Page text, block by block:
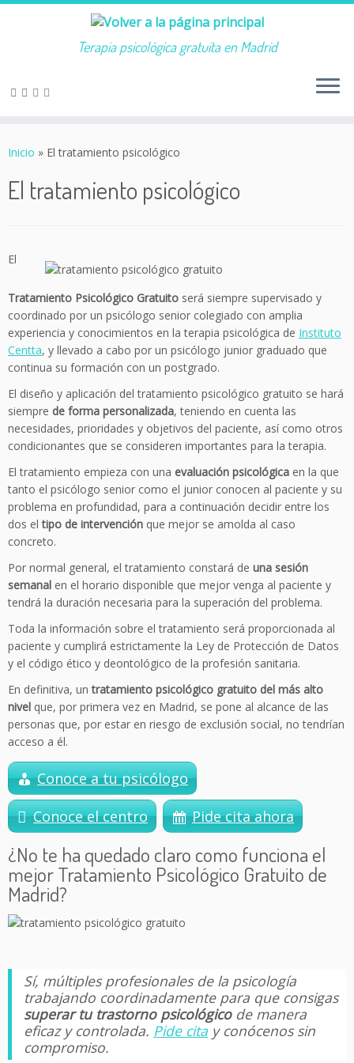
Terapia psicológica gratuita en Madrid
Inicio » El tratamiento psicológico
El tratamiento psicológico
El
Tratamiento Psicológico Gratuito será siempre supervisado y
coordinado por un psicólogo senior colegiado con amplia
experiencia y conocimientos en la terapia psicológica de Instituto
Centta, y llevado a cabo por un psicólogo junior graduado que
continua su formación con un postgrado.
El diseño y aplicación del tratamiento psicológico gratuito se hará
siempre de forma personalizada, teniendo en cuenta las
necesidades, prioridades y objetivos del paciente, así como otros
condicionantes que se consideren importantes para la terapia.
El tratamiento empieza con una evaluación psicológica en la que
tanto el psicólogo senior como el junior conocen al paciente y su
problema en profundidad, para a continuación decidir entre los
dos eltipo de intervención que mejor se amolda al caso
concreto.
Por normal general, el tratamiento constará de una sesión
semanal en el horario disponible que mejor venga al paciente y
tendrá la duración necesaria para la superación del problema.
Toda la información sobre el tratamiento será proporcionada al
paciente y cumplirá estrictamente la Ley de Protección de Datos
y el código ético y deontológico de la profesión sanitaria.
En definitiva, untratamiento psicológico gratuito del más alto
nivel que, por primera vez en Madrid, se pone al alcance de las
personas que, por estar en riesgo de exclusión social, no tendrían
acceso a él.
Conoce a tu psicólogo
Conoce el centro Pide cita ahora
¿No te ha quedado claro como funciona el
mejor Tratamiento Psicológico Gratuito de
Madrid?
Sí, múltiples profesionales de la psicología
trabajando coordinadamente para que consigas
superar tu trastorno psicológicode manera
eficaz y controlada. Pide cita y conócenos sin
compromiso.